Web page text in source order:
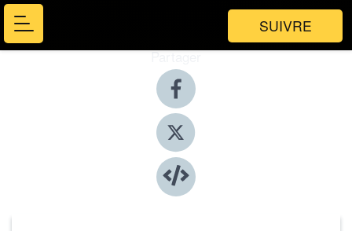
SUIVRE
Partager